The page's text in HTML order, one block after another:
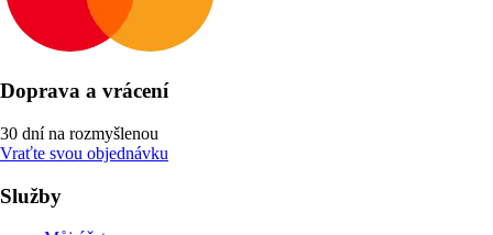
Doprava a vrácení
30 dní na rozmyšlenou
Vraťte svou objednávku
Služby